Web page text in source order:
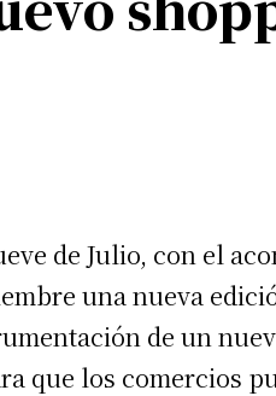
de Julio, con el
una nueva
de un
que los comercios